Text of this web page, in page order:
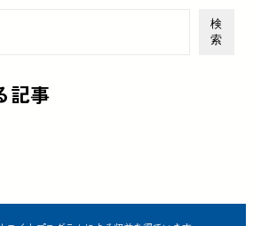
検
索
記事